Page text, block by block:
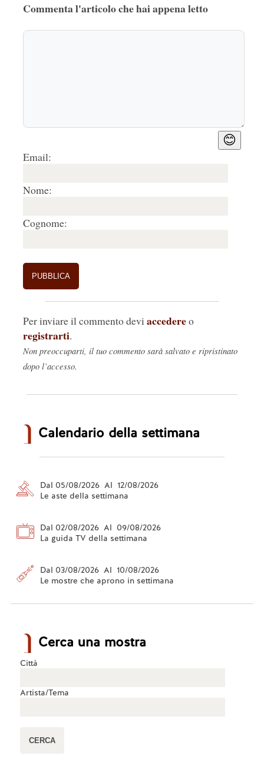
controllare un determinato numero di
18/03/2019, 06:25
ancora spiegare l'abuso edilizio dei nuovi uffici
luccica...
Commenta l'articolo che hai appena letto
😊
Email:
Nome:
Cognome:
Per inviare il commento devi accedereo
registrarti.
Non preoccuparti, il tuo commento sarà salvato e ripristinato
dopo l’accesso.
Calendario della settimana
Dal 05/08/2026 Al 12/08/2026
Le aste della settimana
Dal 02/08/2026 Al 09/08/2026
La guida TV della settimana
Dal 03/08/2026 Al 10/08/2026
Le mostre che aprono in settimana
Cerca una mostra
Città
Artista/Tema